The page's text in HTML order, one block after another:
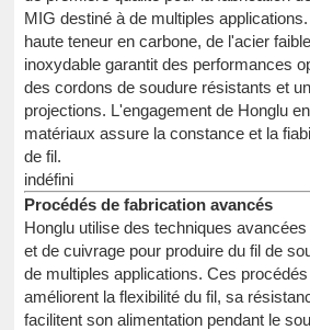
MIG destiné à de multiples
haute teneur en carbone, de l'acier
inoxydable garantit des performances
des cordons de soudure résistants et
projections. L'engagement de Honglu
matériaux assure la constance et la
de fil.
indéfini
Procédés de fabrication avancés
Honglu utilise des techniques
et de cuivrage pour produire du fil de
de multiples applications. Ces
améliorent la flexibilité du fil, sa
facilitent son alimentation pendant le